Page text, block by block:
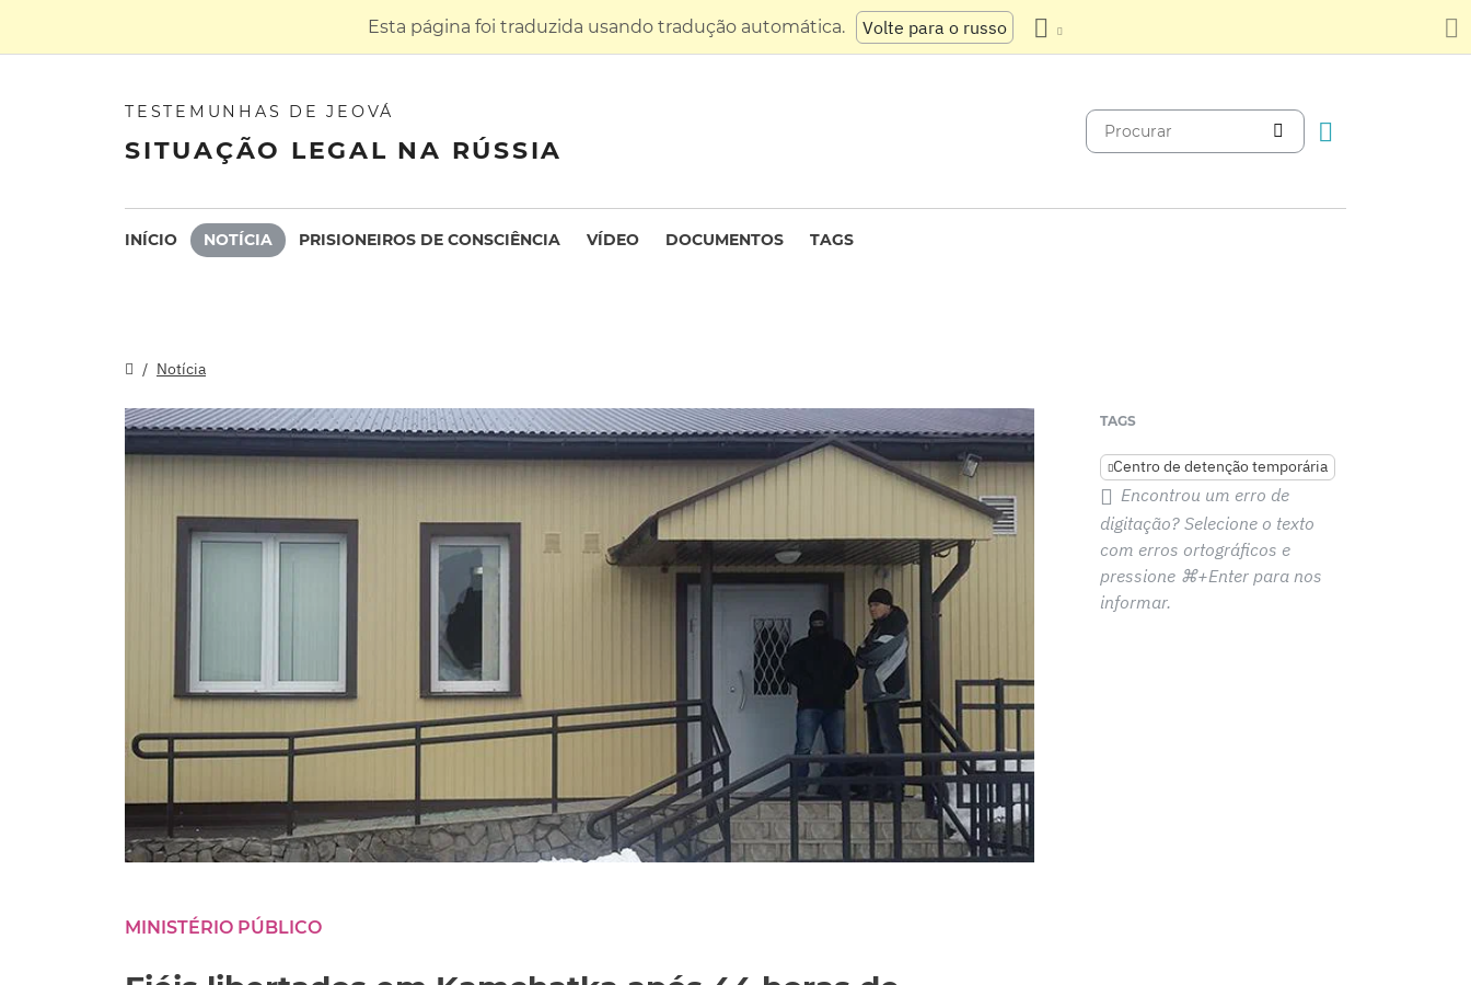
Esta página foi traduzida usando tradução automática. Volte para o russo
TESTEMUNHAS DE JEOVÁ
SITUAÇÃO LEGAL NA RÚSSIA
INÍCIO NOTÍCIA PRISIONEIROS DE CONSCIÊNCIA VÍDEO DOCUMENTOS TAGS
Notícia
MINISTÉRIO PÚBLICO
TAGS
Centro de detenção temporária
Encontrou um erro de
digitação? Selecione o texto
com erros ortográficos e
pressione ⌘+Enter para nos
informar.